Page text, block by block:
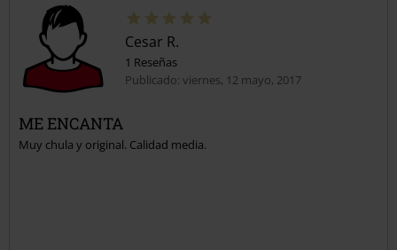
Enviar comentario
Cesar R.
1 Reseñas
Publicado: viernes, 12 mayo, 2017
ME ENCANTA
Muy chula y original. Calidad media.